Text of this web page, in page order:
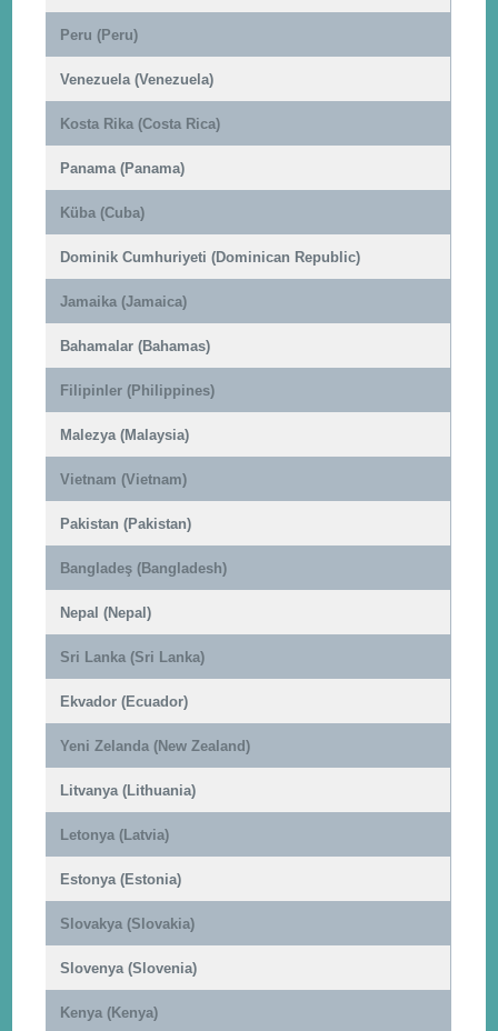
Peru (Peru)
Venezuela (Venezuela)
Kosta Rika (Costa Rica)
Panama (Panama)
Küba (Cuba)
Dominik Cumhuriyeti (Dominican Republic)
Jamaika (Jamaica)
Bahamalar (Bahamas)
Filipinler (Philippines)
Malezya (Malaysia)
Vietnam (Vietnam)
Pakistan (Pakistan)
Bangladeş (Bangladesh)
Nepal (Nepal)
Sri Lanka (Sri Lanka)
Ekvador (Ecuador)
Yeni Zelanda (New Zealand)
Litvanya (Lithuania)
Letonya (Latvia)
Estonya (Estonia)
Slovakya (Slovakia)
Slovenya (Slovenia)
Kenya (Kenya)